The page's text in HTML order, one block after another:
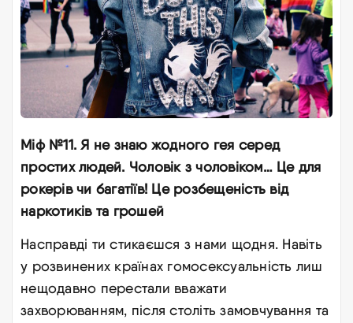
Міф №11. Я не знаю жодного гея серед
простих людей. Чоловік з чоловіком… Це для
рокерів чи багатіїв! Це розбещеність від
наркотиків та грошей
Насправді ти стикаєшся з нами щодня. Навіть
у розвинених країнах гомосексуальність лиш
нещодавно перестали вважати
захворюванням, після століть замовчування та